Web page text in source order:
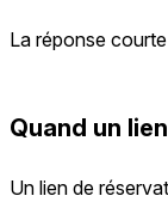
La réponse
Quand un
Un lien de